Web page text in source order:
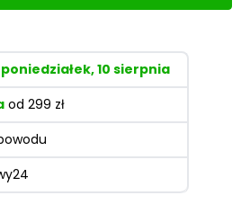
poniedziałek, 10 sierpnia
od 299 zł